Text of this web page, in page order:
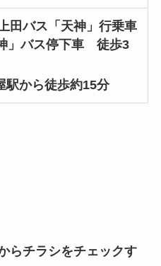
田バス「天神」行乗車
」バス停下車 徒歩3
駅から徒歩約15分
らチラシをチェックす